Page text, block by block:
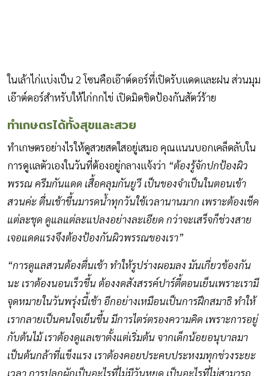
ในเล้าไก่แบ่งเป็น 2 โซนคือเอ๊าต์ดอร์ที่เปิดรับแดดและฝน ส่วนมุม
เอ๊าต์ดอร์สำหรับให้ไก่กกไข่ เปิดมิดชิดป้องกันสัตว์ร้าย
ทำเกษตรได้ทั้งสุขและสวย
ทำเกษตรอย่างไรให้ดูสวยสดใสอยู่เสมอ คุณแนนบอกเคล็ดลับใน
การดูแลตัวเองในวันที่ต้องอยู่กลางแจ้งว่า “ต้องรู้จักปกป้องผิว
พรรณ ครีมกันแดด เสื้อคลุมกันยูวี เป็นของจำเป็นในตอนเข้า
สวนค่ะ ตื่นเช้าขึ้นมารดน้ำทุกวันใช้เวลานานมาก เพราะต้องเช็ค
แต่ละชุด ดูแลแต่ละแปลงอย่างละเอียด กว่าจะเสร็จก็ช่วงสาย
เจอแดดแรงจึงต้องป้องกันผิวพรรณของเรา”
“การดูแลสวนต้องตื่นเช้า ทำให้รูปร่างผอมลง มันเกี่ยวข้องกัน
นะ เราต้องนอนเร็วขึ้น ต้องงดสังสรรค์ปาร์ตี้ตอนเย็นเพราะเรามี
จุดหมายในวันพรุ่งนี้เช้า อีกอย่างเหมือนเป็นการฝึกสมาธิ ทำให้
เรากลายเป็นคนใจเย็นขึ้น มีการไตร่ตรองความคิด เพราะการอยู่
กับต้นไม้ เราต้องดูแลเขาตั้งแต่เริ่มต้น จากเด็กน้อยอนุบาลมา
เป็นต้นกล้าที่แข็งแรง เราต้องคอยประคบประหงมทุกช่วงระยะ
เวลา การปลูกผักเป็นอะไรที่ไม่มีวันหยุด เป็นอะไรที่ไม่สามารถ